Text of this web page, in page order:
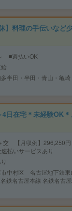
】料理の手伝いなど
■週払いOK
多半田・半田・青山・亀崎
4日在宅＊未経験OK
交 【月収例】296,250
払いサービスあり
市中村区 名古屋地下鉄東
鉄名古屋本線 名鉄名古